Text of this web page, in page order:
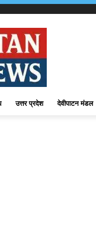
उत्तर प्रदेश देवीपाटन मंडल